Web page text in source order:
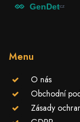
Menu
O nás
Obchodní
Zásady